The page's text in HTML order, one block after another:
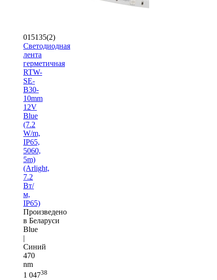
015135(2)
Светодиодная
лента
герметичная
RTW-
SE-
B30-
10mm
12V
Blue
(7.2
W/m,
IP65,
5060,
5m)
(Arlight,
7.2
Вт/
м,
IP65)
Произведено
в Беларуси
Blue
|
Синий
470
nm
1 04738